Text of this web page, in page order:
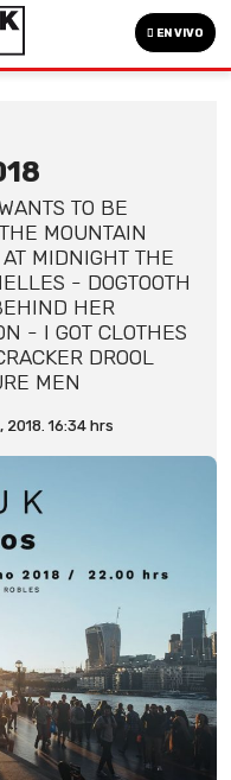
EN VIVO
TO BE
MOUNTAIN
MIDNIGHT THE
- DOGTOOTH
HER
- I GOT CLOTHES
DROOL
MEN
2018. 16:34 hrs